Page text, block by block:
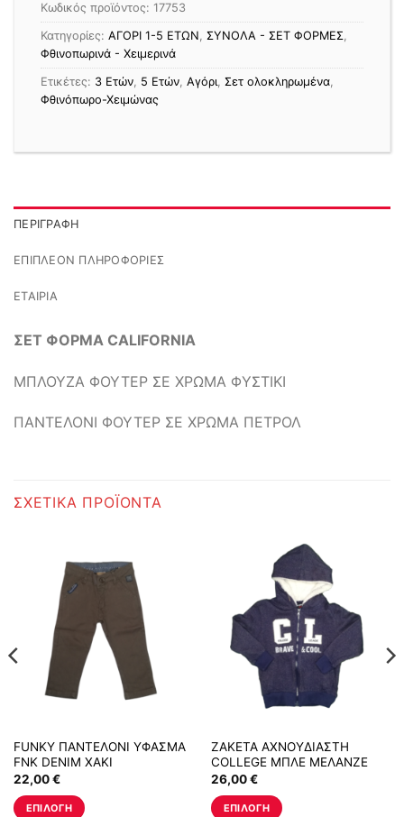
Κωδικός προϊόντος: 17753
Κατηγορίες: ΑΓΟΡΙ 1-5 ΕΤΩΝ, ΣΥΝΟΛΑ - ΣΕΤ ΦΟΡΜΕΣ,
Φθινοπωρινά - Χειμερινά
Ετικέτες: 3 Ετών, 5 Ετών, Αγόρι, Σετ ολοκληρωμένα,
Φθινόπωρο-Χειμώνας
ΠΕΡΙΓΡΑΦΉ
ΕΠΙΠΛΈΟΝ ΠΛΗΡΟΦΟΡΊΕΣ
ΕΤΑΙΡΊΑ
ΣΕΤ ΦΟΡΜΑ CALIFORNIA
ΜΠΛΟΥΖΑ ΦΟΥΤΕΡ ΣΕ ΧΡΩΜΑ ΦΥΣΤΙΚΙ
ΠΑΝΤΕΛΟΝΙ ΦΟΥΤΕΡ ΣΕ ΧΡΩΜΑ ΠΕΤΡΟΛ
ΣΧΕΤΙΚΆ ΠΡΟΪΌΝΤΑ
FUNKY ΠΑΝΤΕΛΟΝΙ ΥΦΑΣΜΑ
FNK DENIM ΧΑΚΙ
22,00€
ΕΠΙΛΟΓΉ
ΖΑΚΕΤΑ ΑΧΝΟΥΔΙΑΣΤΗ
COLLEGE ΜΠΛΕ ΜΕΛΑΝΖΕ
26,00€
ΕΠΙΛΟΓΉ